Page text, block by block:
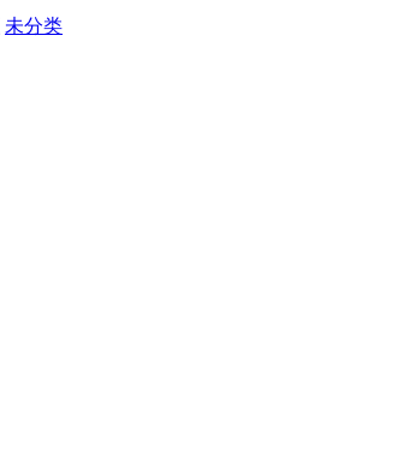
未分类